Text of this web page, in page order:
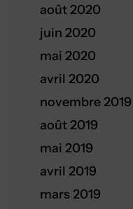
août 2020
juin 2020
mai 2020
avril 2020
novembre 2019
août 2019
mai 2019
avril 2019
mars 2019